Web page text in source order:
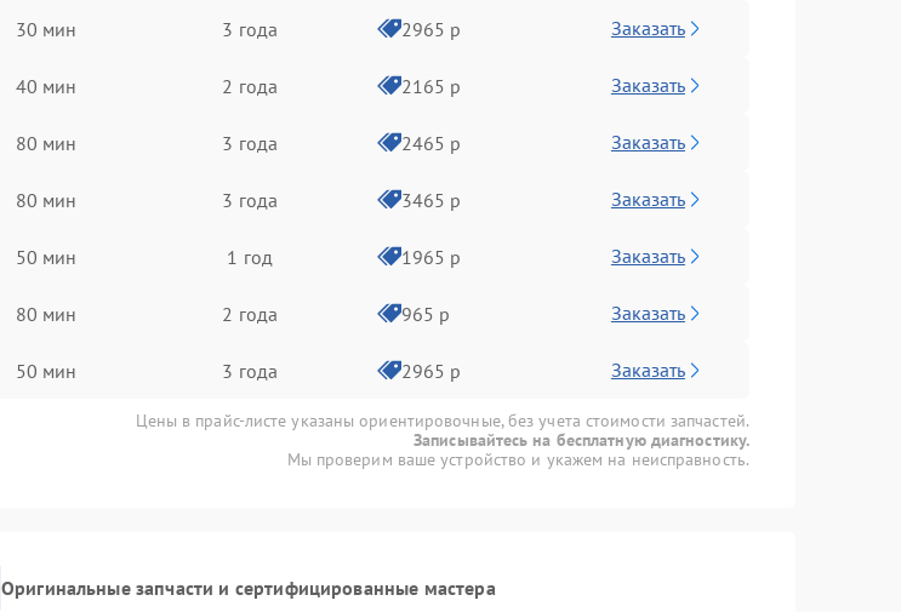
30 мин 3 года 2965 р Заказать
40 мин 2 года 2165 р Заказать
80 мин 3 года 2465 р Заказать
80 мин 3 года 3465 р Заказать
50 мин 1 год 1965 р Заказать
80 мин 2 года 965 р Заказать
50 мин 3 года 2965 р Заказать
Цены в прайс-листе указаны ориентировочные, без учета стоимости запчастей.
Записывайтесь на бесплатную диагностику.
Мы проверим ваше устройство и укажем на неисправность.
Оригинальные запчасти и сертифицированные мастера